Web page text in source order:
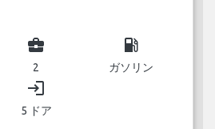
business_center
2
local_gas_station
ガソリン
login
5 ドア